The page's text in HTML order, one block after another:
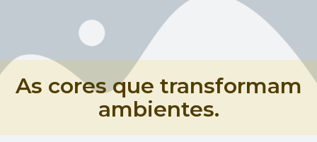
As cores que transformam
ambientes.